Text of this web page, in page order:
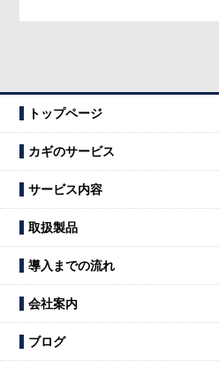
トップページ
カギのサービス
サービス内容
取扱製品
導入までの流れ
会社案内
ブログ